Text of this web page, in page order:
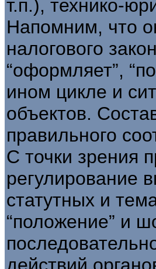
т.п.), технико-
Напомним, что
налогового
“оформляет”,
ином цикле и
объектов.
правильного
С точки зрения
регулирование
статутных и
“положение” и
действий